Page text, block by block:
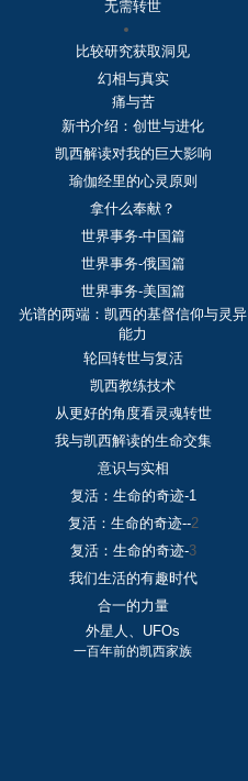
无需转世
比较研究获取洞见
幻相与真实
痛与苦
新书介绍：创世与进化
凯西解读对我的巨大影响
瑜伽经里的心灵原则
拿什么奉献？
世界事务-中国篇
世界事务-俄国篇
世界事务-美国篇
光谱的两端：凯西的基督信仰与灵异
能力
轮回转世与复活
凯西教练技术
从更好的角度看灵魂转世
我与凯西解读的生命交集
意识与实相
复活：生命的奇迹-1
复活：生命的奇迹--2
复活：生命的奇迹-3
我们生活的有趣时代
合一的力量
外星人、UFOs
一百年前的凯西家族